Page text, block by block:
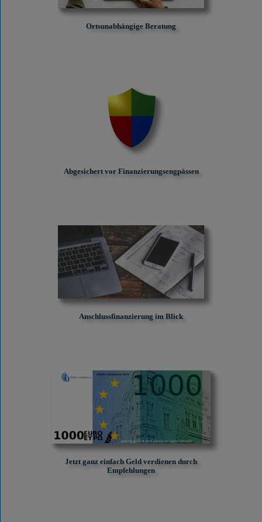
Ortsunabhängige Beratung
Abgesichert vor Finanzierungs­engpässen
Anschlussfinanzierung im Blick
Jetzt ganz einfach Geld verdienen durch
Empfehlungen